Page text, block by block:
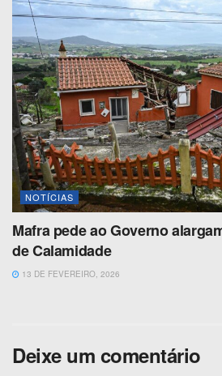
NOTÍCIAS
Mafra pede ao Governo
de Calamidade
13 DE FEVEREIRO, 2026
Deixe um comentário